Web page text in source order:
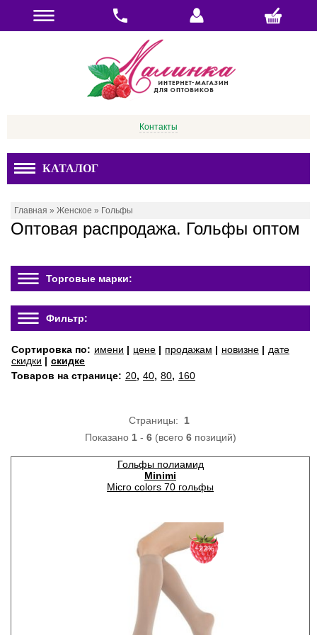
Контакты
КАТАЛОГ
Главная » Женское » Гольфы
Оптовая распродажа. Гольфы оптом
Торговые марки:
Фильтр:
Сортировка по: имени | цене | продажам | новизне | дате
скидки | скидке
Товаров на странице: 20, 40, 80, 160
Страницы: 1
Показано 1- 6(всего 6позиций)
Гольфы полиамид
Minimi
Micro colors 70 гольфы
−22%